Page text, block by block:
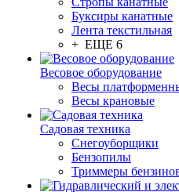
Буксиры канатные
Лента текстильная
+ ЕЩЕ 6
Весовое оборудование
Весы
Весы крановые
Садовая техника
Снегоуборщики
Бензопилы
Триммеры